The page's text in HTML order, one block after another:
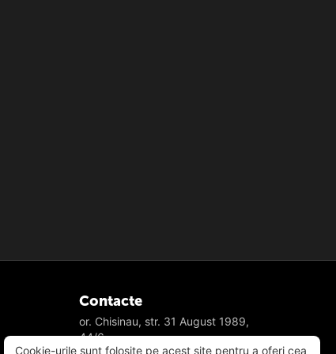
Contacte
or. Chisinau, str. 31 August 1989,
44/6
Cookie-urile sunt folosite pe acest site pentru a oferi cea